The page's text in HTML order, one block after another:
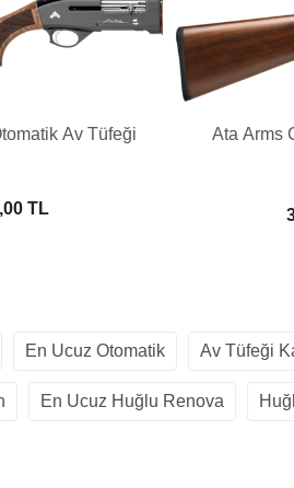
Av Tüfeği
TL
Ata Arms
En Ucuz Otomatik Av Tüfeği
En Ucuz Huğlu Renova